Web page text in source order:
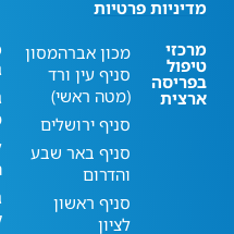
מדיניות פרטיות
מרכזי
טיפול
בפריסה
ארצית
מכון אברהמסון
סניף עין ורד
(מטה ראשי)
סניף ירושלים
סניף באר שבע
והדרום
סניף ראשון
לציון